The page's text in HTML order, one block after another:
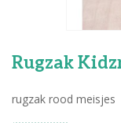
Rugzak
rugzak rood meisjes